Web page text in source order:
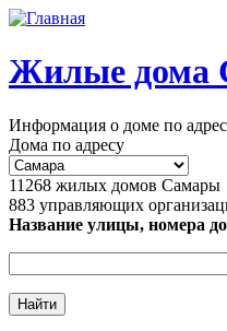
Перейти к основному
Жилые дома
Информация о доме по
Дома по адресу
11268 жилых домов Самары
883 управляющих
Название улицы, номера